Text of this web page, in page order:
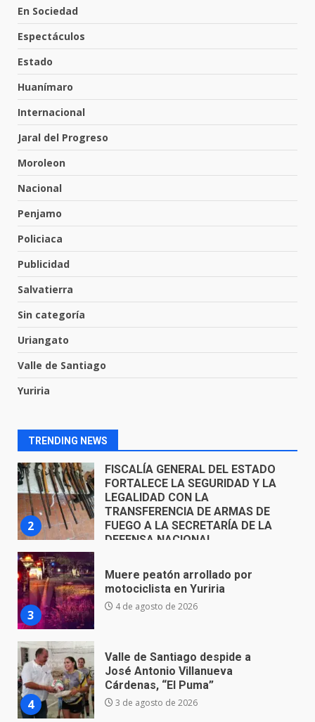
En Sociedad
Espectáculos
Estado
Huanímaro
Internacional
Jaral del Progreso
Moroleon
Nacional
Penjamo
Policiaca
Publicidad
Salvatierra
Sin categoría
Uriangato
Valle de Santiago
Yuriria
TRENDING NEWS
4
José Antonio Villanueva
3 de agosto de 2026
5
Hombre pierde la vida en
tabiquera
6
Emboscada a policías en Yuriria
7
1
2
FISCALÍA GENERAL DEL ESTADO
FORTALECE LA SEGURIDAD Y LA
LEGALIDAD CON LA
TRANSFERENCIA DE ARMAS DE
FUEGO A LA SECRETARÍA DE LA
DEFENSA NACIONAL
3
Muere peatón arrollado por
motociclista en Yuriria
4 de agosto de 2026
4
Valle de Santiago despide a
José Antonio Villanueva
Cárdenas, “El Puma”
3 de agosto de 2026